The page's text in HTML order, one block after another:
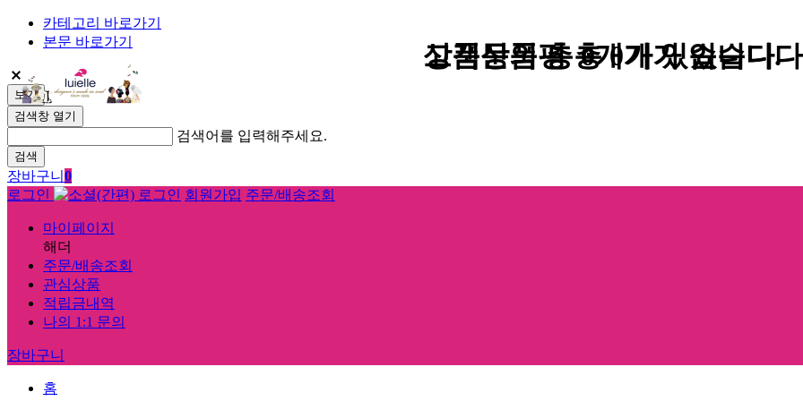
카테고리 바로가기
본문 바로가기
보기
검색창 열기
검색어를 입력해주세요.
검색
장바구니 0
로그인
회원가입 주문/배송조회
마이페이지
해더
주문/배송조회
관심상품
적립금내역
나의 1:1 문의
장바구니
홈
고객상품평총0개가 있습니
상품문의총0개가 있습니다.